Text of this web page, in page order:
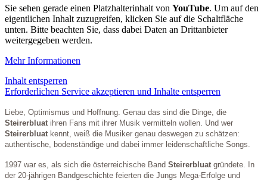
Sie sehen gerade einen Platzhalterinhalt von YouTube. Um auf den
eigentlichen Inhalt zuzugreifen, klicken Sie auf die Schaltfläche
unten. Bitte beachten Sie, dass dabei Daten an Drittanbieter
weitergegeben werden.
Mehr Informationen
Inhalt entsperren
Erforderlichen Service akzeptieren und Inhalte entsperren
Liebe, Optimismus und Hoffnung. Genau das sind die Dinge, die
Steirerbluat ihren Fans mit ihrer Musik vermitteln wollen. Und wer
Steirerbluat kennt, weiß die Musiker genau deswegen zu schätzen:
authentische, bodenständige und dabei immer leidenschaftliche Songs.
1997 war es, als sich die österreichische Band Steirerbluat gründete. In
der 20-jährigen Bandgeschichte feierten die Jungs Mega-Erfolge und